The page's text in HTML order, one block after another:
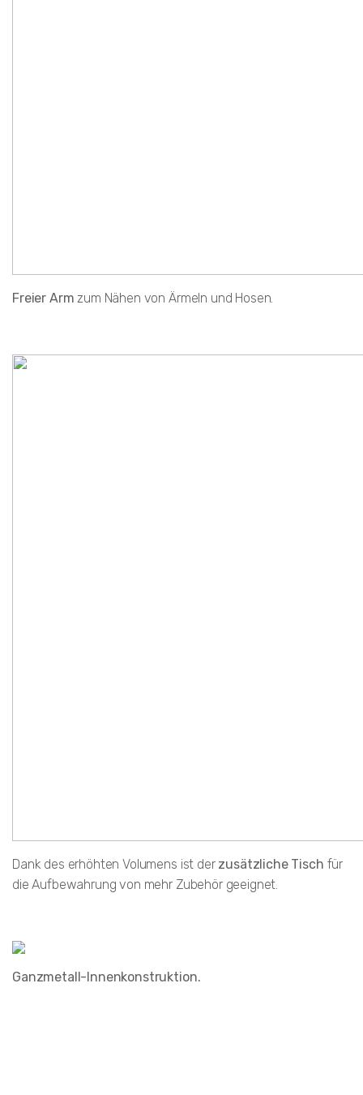
Freier Arm zum Nähen von Ärmeln und Hosen.
Dank des erhöhten Volumens ist der zusätzliche Tisch für
die Aufbewahrung von mehr Zubehör geeignet.
Ganzmetall-Innenkonstruktion.